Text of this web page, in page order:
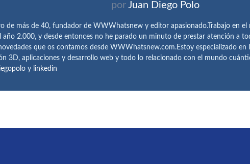
por Juan Diego Polo
de más de 40, fundador de WWWhatsnew y editor apasionado.Trabajo en
año 2.000, y desde entonces no he parado un minuto de prestar atención a
que os contamos desde WWWhatsnew.com.Estoy especializado en
3D, aplicaciones y desarrollo web y todo lo relacionado con el mundo
y linkedin